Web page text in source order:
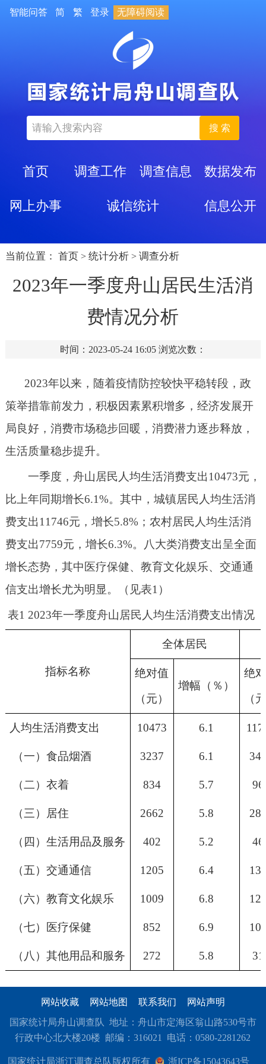
智能问答 简 繁 登录 无障碍阅读
搜 索
首页 调查工作 调查信息 数据发布
网上办事 诚信统计 信息公开
当前位置： 首页 > 统计分析 > 调查分析
2023年一季度舟山居民生活消
费情况分析
时间：2023-05-24 16:05 浏览次数：
2023年以来，随着疫情防控较快平稳转段，政
策举措靠前发力，积极因素累积增多，经济发展开
局良好，消费市场稳步回暖，消费潜力逐步释放，
生活质量稳步提升。
一季度，舟山居民人均生活消费支出10473元，
比上年同期增长6.1%。其中，城镇居民人均生活消
费支出11746元，增长5.8%；农村居民人均生活消
费支出7759元，增长6.3%。八大类消费支出呈全面
增长态势，其中医疗保健、教育文化娱乐、交通通
信支出增长尤为明显。（见表1）
表1 2023年一季度舟山居民人均生活消费支出情况
指标名称
全体居民
绝对值
（元）
增幅（％）
绝
（
人均生活消费支出 10473 6.1
（一）食品烟酒 3237 6.1
（二）衣着 834 5.7
（三）居住 2662 5.8
（四）生活用品及服务 402 5.2
（五）交通通信 1205 6.4
（六）教育文化娱乐 1009 6.8
（七）医疗保健 852 6.9
（八）其他用品和服务 272 5.8
网站收藏 网站地图 联系我们 网站声明
国家统计局舟山调查队 地址：舟山市定海区翁山路530号市
行政中心北大楼20楼 邮编：316021 电话：0580-2281262
国家统计局浙江调查总队版权所有 浙ICP备15043643号